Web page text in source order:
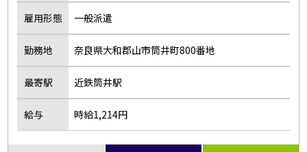
雇用形態 一般派遣
勤務地 奈良県大和郡山市筒井町800番地
最寄駅 近鉄筒井駅
給与 時給1,214円
オープニング
短時間勤務
フルタイム歓迎
前払い
土日休み
長期
単発・1日OK
外国人活躍中
留学生歓迎
フリーワード